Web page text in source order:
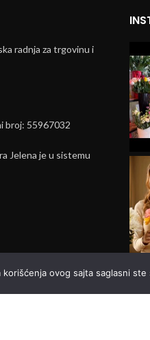
radnja za trgovinu i
broj: 55967032
Jelena je u sistemu
ovog sajta saglasni